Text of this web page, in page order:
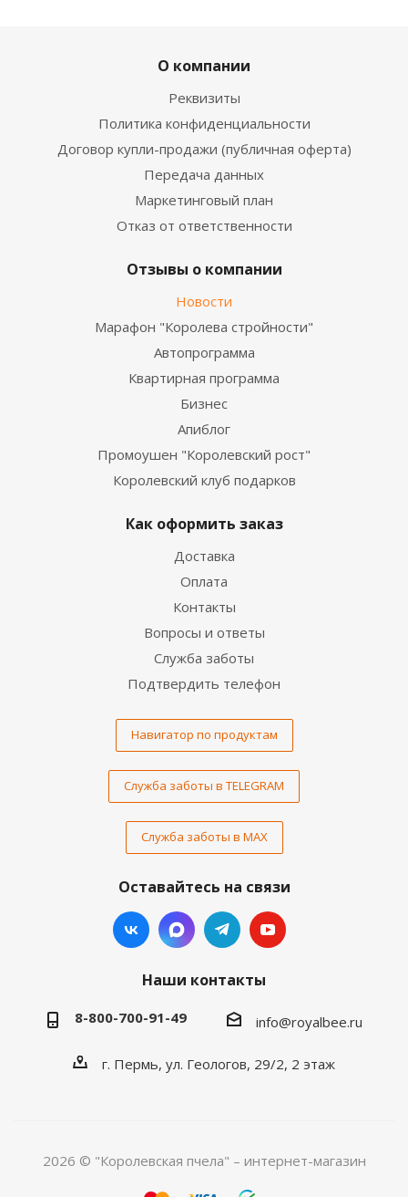
О компании
Реквизиты
Политика конфиденциальности
Договор купли-продажи (публичная оферта)
Передача данных
Маркетинговый план
Отказ от ответственности
Отзывы о компании
Новости
Марафон "Королева стройности"
Автопрограмма
Квартирная программа
Бизнес
Апиблог
Промоушен "Королевский рост"
Королевский клуб подарков
Как оформить заказ
Доставка
Оплата
Контакты
Вопросы и ответы
Служба заботы
Подтвердить телефон
Навигатор по продуктам
Служба заботы в TELEGRAM
Служба заботы в MAX
Оставайтесь на связи
Наши контакты
8-800-700-91-49 info@royalbee.ru
г. Пермь, ул. Геологов, 29/2, 2 этаж
2026 © "Королевская пчела" – интернет-магазин